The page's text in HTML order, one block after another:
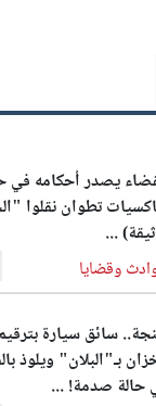
يصدر أحكامه
تطوان نقلوا
...
وقضايا
سائق سيارة
بـ"البلان" ويلوذ
حالة صدمة! ...